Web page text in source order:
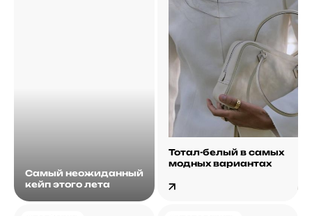
Самый неожиданный
кейп этого лета
Тотал-белый в самых
модных вариантах